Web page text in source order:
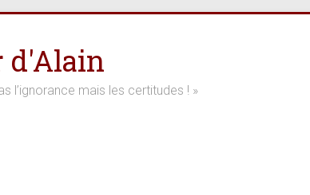
d'Alain
l’ignorance mais les certitudes ! »